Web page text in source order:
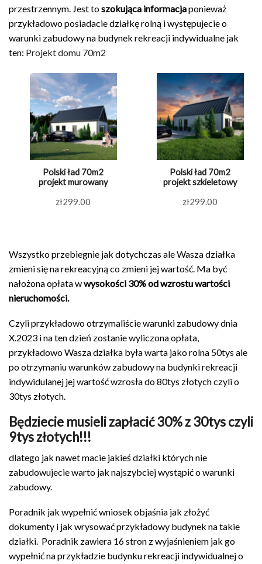
przestrzennym. Jest toszokująca informacjaponieważ
przykładowo posiadacie działkę rolną i występujecie o
warunki zabudowy na budynek rekreacji indywidualne jak
ten: Projekt domu 70m2
Polski ład 70m2
projekt murowany
zł299.00
Polski ład 70m2
projekt szkieletowy
zł299.00
Wszystko przebiegnie jak dotychczas ale Wasza działka
zmieni się na rekreacyjną co zmieni jej wartość. Ma być
nałożona opłata wwysokości 30% od wzrostu wartości
nieruchomości.
Czyli przykładowo otrzymaliście warunki zabudowy dnia
X.2023 i na ten dzień zostanie wyliczona opłata,
przykładowo Wasza działka była warta jako rolna 50tys ale
po otrzymaniu warunków zabudowy na budynki rekreacji
indywidulanej jej wartość wzrosła do 80tys złotych czyli o
30tys złotych.
Będziecie musieli zapłacić 30% z 30tys czyli
9tys złotych!!!
dlatego jak nawet macie jakieś działki których nie
zabudowujecie warto jak najszybciej wystąpić o warunki
zabudowy.
Poradnik jak wypełnić wniosek objaśnia jak złożyć
dokumenty i jak wrysować przykładowy budynek na takie
działki. Poradnik zawiera 16 stron z wyjaśnieniem jak go
wypełnić na przykładzie budynku rekreacji indywidualnej o